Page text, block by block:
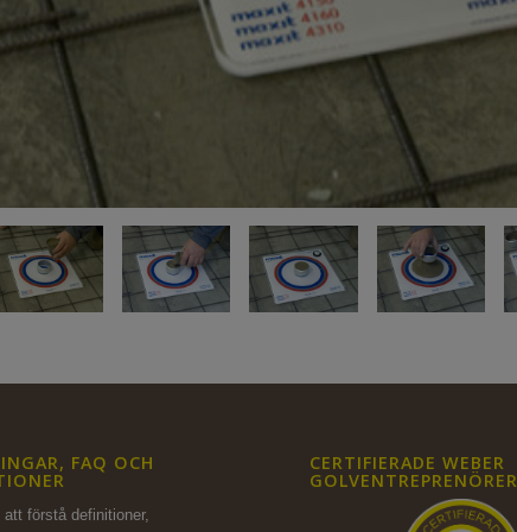
FAQ OCH
att förstå definitioner,
CERTIFIERADE WEBER
GOLVENTREPRENÖRER